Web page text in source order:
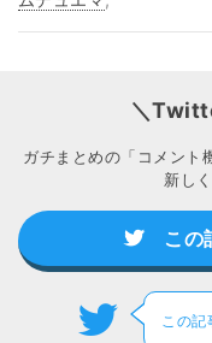
＼
ガチまとめの「コメント
新し
この
この